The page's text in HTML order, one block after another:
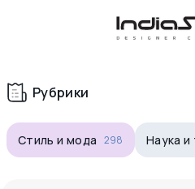
Корзина
В корзиненет
Рубрики
Стиль и мода 298 Наука и